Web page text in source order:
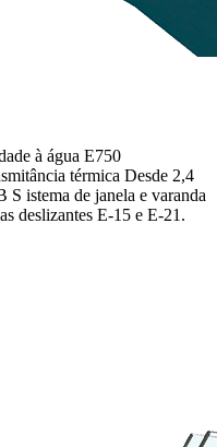
à água E750
térmica Desde 2,4
istema de janela e varanda
deslizantes E-15 e E-21.